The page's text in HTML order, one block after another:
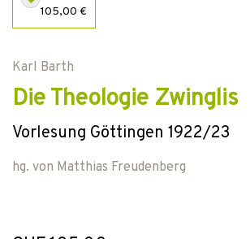
105,00 €
Karl Barth
Die Theologie Zwinglis
Vorlesung Göttingen 1922/23
hg. von Matthias Freudenberg